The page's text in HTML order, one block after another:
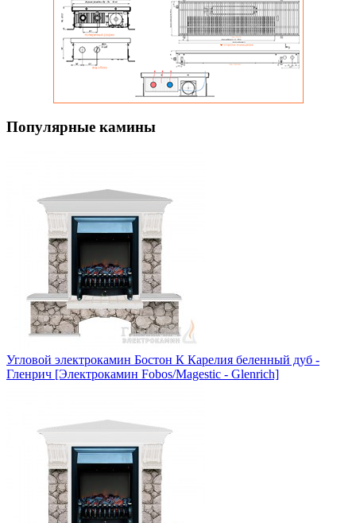
Популярные камины
Угловой электрокамин Бостон К Карелия беленный дуб -
Гленрич [Электрокамин Fobos/Magestic - Glenrich]